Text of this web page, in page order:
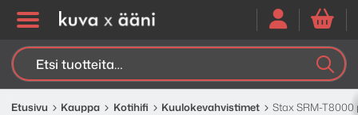
Etsi:
Etusivu Kauppa Kotihifi Kuuloke­vahvistimet Stax SRM-